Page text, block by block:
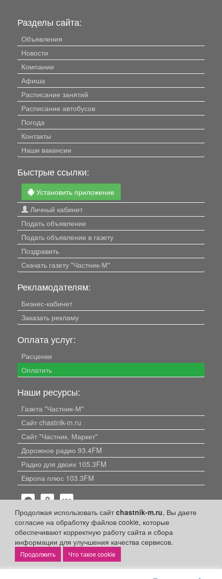
Продолжая использовать сайтchastnik-m.ru, Вы даете
согласие на обработку файлов cookie, которые
обеспечивают корректную работу сайта и сбора
информации для улучшения качества сервисов.
Что такое cookie
Разделы сайта:
Объявления
Новости
Компании
Афиша
Расписание занятий
Расписание автобусов
Погода
Контакты
Наши вакансии
Быстрые ссылки:
Установить приложение
Личный кабинет
Подать объявление
Подать объявление в газету
Поздравить
Скачать газету "Частник-М"
Рекламодателям:
Бизнес-кабинет
Заказать рекламу
Оплата услуг:
Расценки
Оплатить
Наши ресурсы:
Газета "Частник-М"
Сайт chastnik-m.ru
Сайт "Частник. Маркет"
Дорожное радио 93.4FM
Радио для двоих 105.3FM
Европа плюс 103.3FM
Политика конфиденциальности
Публикации с пометкой «Реклама», «На правах рекламы»,
«Партнёрский проект» оплачены рекламодателем.
Редакция сайта не несет ответственности за достоверность